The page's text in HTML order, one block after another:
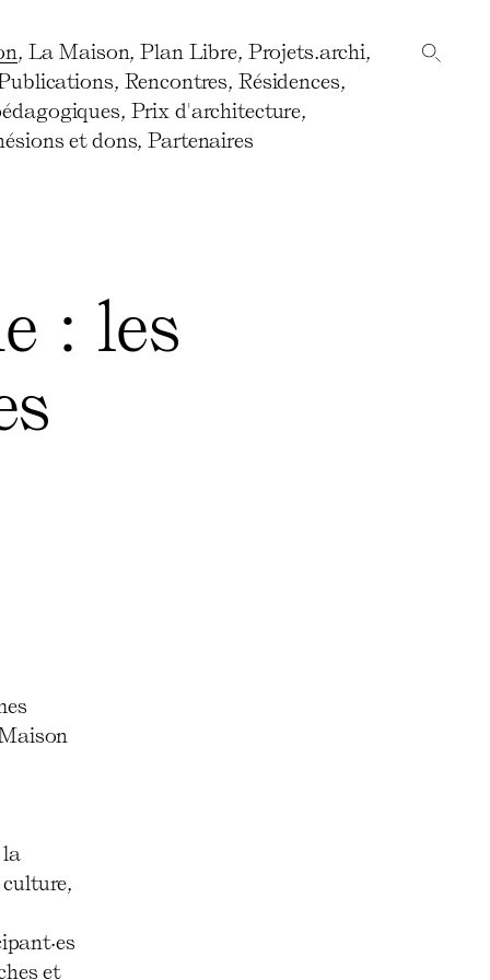
, La Maison, Plan Libre, Projets.archi,
, Rencontres, Résidences,
, Prix d'architecture,
et dons, Partenaires
: les
et